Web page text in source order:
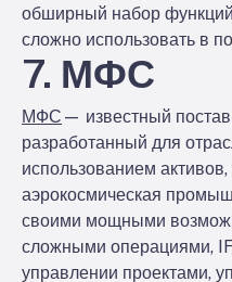
обширный набор
сложно использовать в
7. МФС
МФС — известный
разработанный для
использованием
аэрокосмическая
своими мощными
сложными операциями,
управлении проектами,